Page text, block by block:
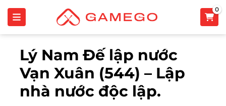
0
Lý Nam Đế lập nước
Vạn Xuân (544) – Lập
nhà nước độc lập.